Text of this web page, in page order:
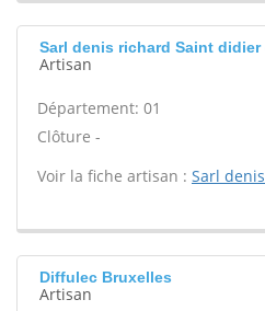
Sarl denis richard Saint didier
Artisan
Département: 01
Clôture -
Voir la fiche artisan : Sarl
Diffulec Bruxelles
Artisan